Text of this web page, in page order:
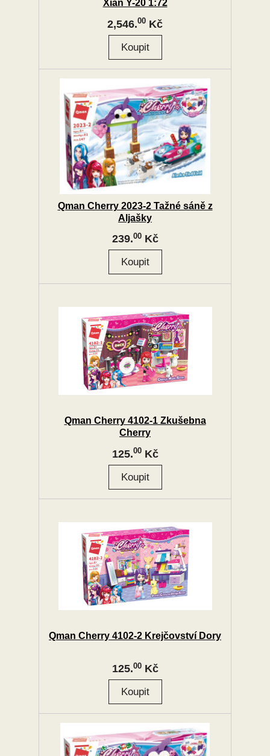
Xian Y-20 1:72
2,546.00 Kč
Qman Cherry 2023-2 Tažné sáně z
Aljašky
239.00Kč
Qman Cherry 4102-1 Zkušebna
Cherry
125.00Kč
Qman Cherry 4102-2 Krejčovství Dory
125.00Kč